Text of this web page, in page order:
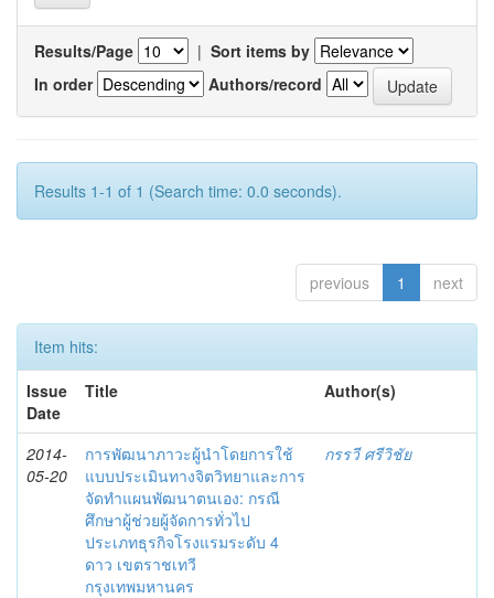
Results/Page | Sort items by
In order
Authors/record
Results 1-1 of 1 (Search time: 0.0 seconds).
previous 1 next
Item hits:
Issue
Date
Title Author(s)
2014-
05-20
การพัฒนาภาวะผู้นำโดยการใช้
แบบประเมินทางจิตวิทยาและการ
จัดทำแผนพัฒนาตนเอง: กรณี
ศึกษาผู้ช่วยผู้จัดการทั่วไป
ประเภทธุรกิจโรงแรมระดับ 4
ดาว เขตราชเทวี
กรุงเทพมหานคร
กรรวี ศรีวิชัย